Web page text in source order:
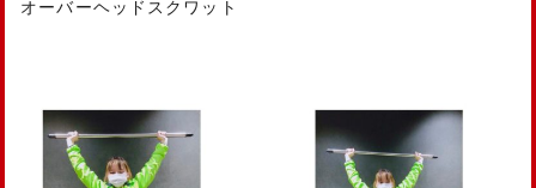
オーバーヘッドスクワット